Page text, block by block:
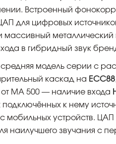
Встроенный
для цифровых
массивный
в гибридный звук
модель серии с
каскад на ECC88
MA 500 — наличие входа
подключённых к нему
мобильных устройств.
наилучшего звучания с